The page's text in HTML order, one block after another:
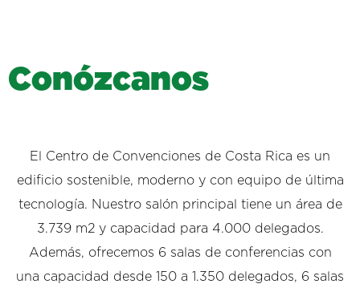
Conózcanos
El Centro de Convenciones de Costa Rica es un
edificio sostenible, moderno y con equipo de última
tecnología. Nuestro salón principal tiene un área de
3.739 m2 y capacidad para 4.000 delegados.
Además, ofrecemos 6 salas de conferencias con
una capacidad desde 150 a 1.350 delegados, 6 salas